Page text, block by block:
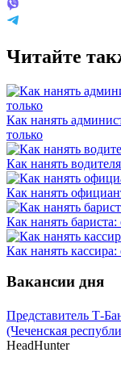
Читайте
Как нанять
только
Как нанять
Как нанять
Как нанять
Как нанять
Вакансии дня
Представитель Т-
(Чеченская
HeadHunter